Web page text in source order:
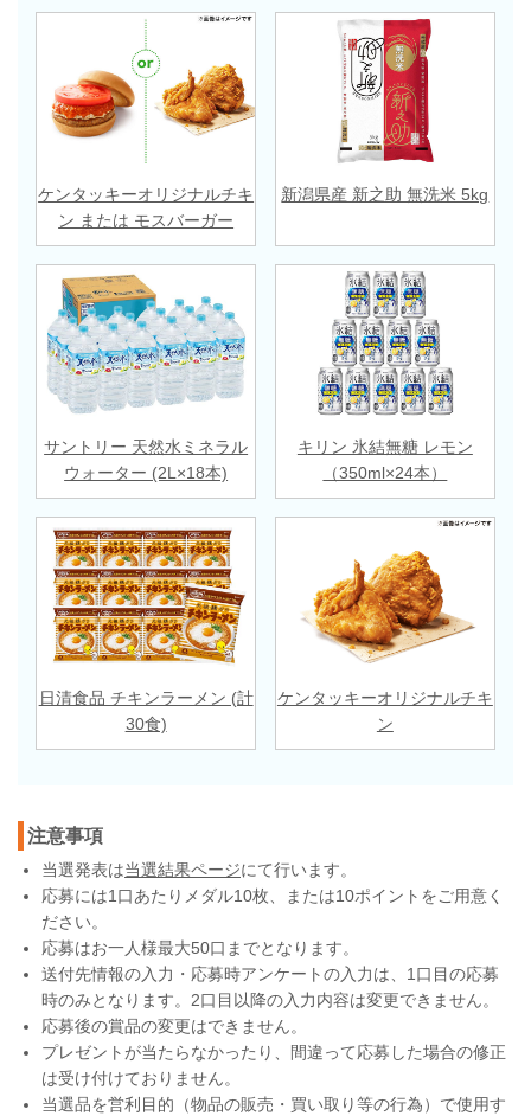
ケンタッキーオリジナルチキ
ン または モスバーガー
新潟県産 新之助 無洗米 5kg
サントリー 天然水ミネラル
ウォーター (2L×18本)
キリン 氷結無糖 レモン
（350ml×24本）
日清食品 チキンラーメン (計
30食)
ケンタッキーオリジナルチキ
ン
注意事項
当選発表は当選結果ページにて行います。
応募には1口あたりメダル10枚、または10ポイントをご用意く
ださい。
応募はお一人様最大50口までとなります。
送付先情報の入力・応募時アンケートの入力は、1口目の応募
時のみとなります。2口目以降の入力内容は変更できません。
応募後の賞品の変更はできません。
プレゼントが当たらなかったり、間違って応募した場合の修正
は受け付けておりません。
当選品を営利目的（物品の販売・買い取り等の行為）で使用す